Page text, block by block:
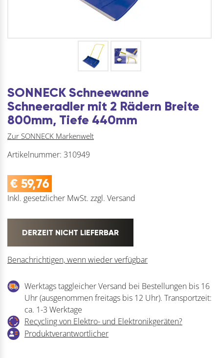
SONNECK Schneewanne
Schneeradler mit 2 Rädern Breite
800mm, Tiefe 440mm
Zur SONNECK Markenwelt
Artikelnummer: 310949
€ 59,76
Inkl. gesetzlicher MwSt. zzgl. Versand
DERZEIT NICHT LIEFERBAR
Benachrichtigen, wenn wieder verfügbar
Werktags taggleicher Versand bei Bestellungen bis 16
Uhr (ausgenommen freitags bis 12 Uhr). Transportzeit:
ca. 1-3 Werktage
Recycling von Elektro- und Elektronikgeräten?
Produktverantwortlicher